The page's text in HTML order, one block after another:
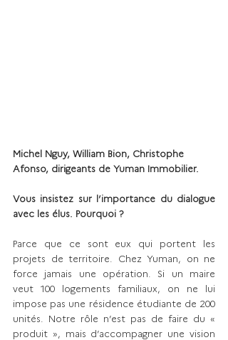
Michel Nguy, William Bion, Christophe
Afonso, dirigeants de Yuman Immobilier.
Vous insistez sur l’importance du dialogue
avec les élus. Pourquoi ?
Parce que ce sont eux qui portent les
projets de territoire. Chez Yuman, on ne
force jamais une opération. Si un maire
veut 100 logements familiaux, on ne lui
impose pas une résidence étudiante de 200
unités. Notre rôle n’est pas de faire du «
produit », mais d’accompagner une vision